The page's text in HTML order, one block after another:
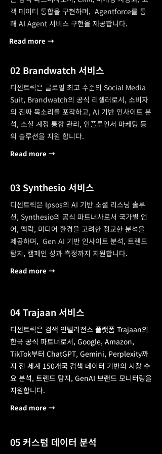
객 데이터 통합을 구현하며, Agentforce를 통
해 AI Agent 서비스 구현을 제공합니다.
Read more →
02 Brandwatch 서비스
디센트릭은 글로벌 최고 수준의 Social Media
Suit, Brandwatch의 공식 리셀러로서, 소비자
의 진짜 목소리를 포착하고, AI 기반 인사이트 분
석, 소셜 계정 통합 관리, 인플루언서 마케팅 등
의 솔루션을 지원 합니다.
Read more →
03 Synthesio 서비스
디센트릭은 Ipsos의 AI 기반 소셜 리스닝 솔루
션, Synthesio의 공식 파트너사로서 국가별 언
어, 맥락, 미디어 환경을 고려한 정교한 분석을
제공하며, Gen AI 기반 인사이트 분석, 트렌드
탐지, 캠페인 성과 측정까지 지원합니다.
Read more →
04 Trajaan 서비스
디센트릭은 검색 인텔리전스 플랫폼 Trajaan의
한국 공식 파트너로서, Google, Amazon,
TikTok부터 ChatGPT, Gemini, Perplexity까
지 전 세계 150개국 검색 데이터 기반의 시장 수
요 분석, 트렌드 탐지, GenAI 브랜드 모니터링을
지원합니다.
Read more →
05 커스텀 데이터 분석